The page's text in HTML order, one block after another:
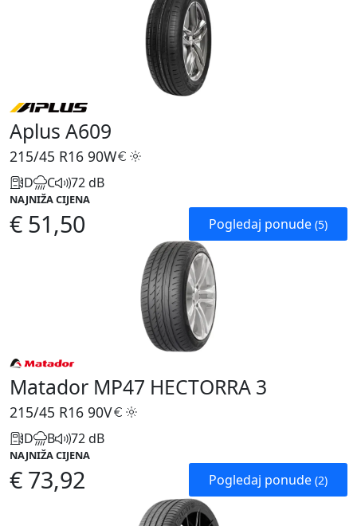
Aplus A609
215/45 R16 90W
D C 72 dB
NAJNIŽA CIJENA
€ 51,50 Pogledaj ponude (5)
Matador MP47 HECTORRA 3
215/45 R16 90V
D B 72 dB
NAJNIŽA CIJENA
€ 73,92 Pogledaj ponude (2)